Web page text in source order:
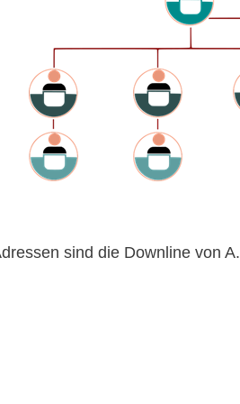
sind die Downline von A.